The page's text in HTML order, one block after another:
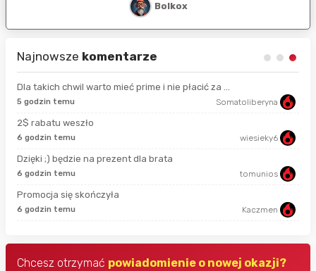
Bolkox
Najnowsze komentarze
Dla takich chwil warto mieć prime i nie płacić za ...
5 godzin temu Somatoliberyna
2$ rabatu weszło
6 godzin temu wiesieky6
Dzięki ;) będzie na prezent dla brata
6 godzin temu tomunios
Promocja się skończyła
6 godzin temu Kaczmen
Chcesz otrzymać powiadomienie o nowej okazji?